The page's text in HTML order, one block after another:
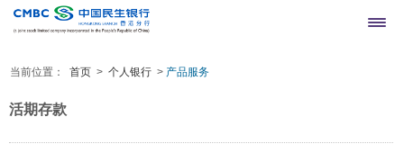
当前位置： 首页 > 个人银行 > 产品服务
活期存款